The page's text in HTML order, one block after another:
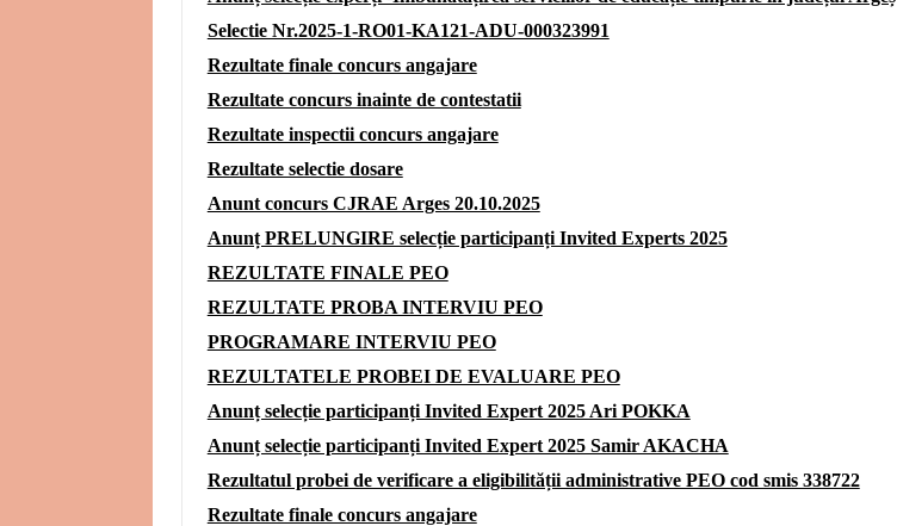
Selectie Nr.2025-1-RO01-KA121-ADU-000323991
Rezultate finale concurs angajare
Rezultate concurs inainte de contestatii
Rezultate inspectii concurs angajare
Rezultate selectie dosare
Anunt concurs CJRAE Arges 20.10.2025
Anunț PRELUNGIRE selecție participanți Invited Experts 2025
REZULTATE FINALE PEO
REZULTATE PROBA INTERVIU PEO
PROGRAMARE INTERVIU PEO
REZULTATELE PROBEI DE EVALUARE PEO
Anunț selecție participanți Invited Expert 2025 Ari POKKA
Anunț selecție participanți Invited Expert 2025 Samir AKACHA
Rezultatul probei de verificare a eligibilității administrative PEO cod smis 338722
Rezultate finale concurs angajare